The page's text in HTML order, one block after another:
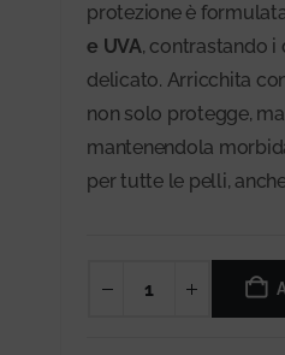
protezione è
e UVA, contrastando i
delicato. Arricchita
non solo protegge,
mantenendola
per tutte le pelli,